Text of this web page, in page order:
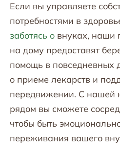
Если вы управляете
потребностями в
заботясь о внуках, наши
на дому предоставят
помощь в повседневных
о приеме лекарств и
передвижении. С нашей
рядом вы сможете
чтобы быть
переживания вашего